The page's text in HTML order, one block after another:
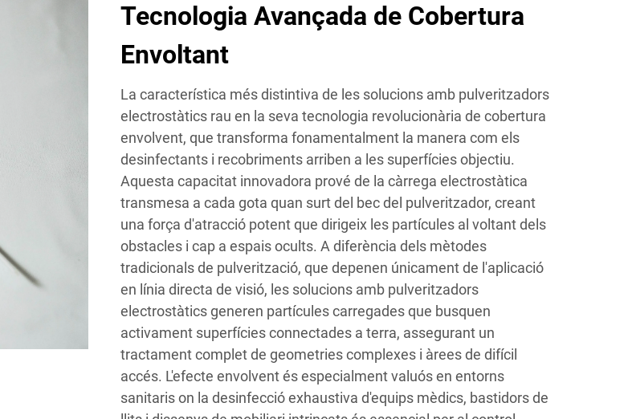
Tecnologia Avançada de Cobertura
Envoltant
La característica més distintiva de les solucions amb pulveritzadors
electrostàtics rau en la seva tecnologia revolucionària de cobertura
envolvent, que transforma fonamentalment la manera com els
desinfectants i recobriments arriben a les superfícies objectiu.
Aquesta capacitat innovadora prové de la càrrega electrostàtica
transmesa a cada gota quan surt del bec del pulveritzador, creant
una força d'atracció potent que dirigeix les partícules al voltant dels
obstacles i cap a espais ocults. A diferència dels mètodes
tradicionals de pulverització, que depenen únicament de l'aplicació
en línia directa de visió, les solucions amb pulveritzadors
electrostàtics generen partícules carregades que busquen
activament superfícies connectades a terra, assegurant un
tractament complet de geometries complexes i àrees de difícil
accés. L'efecte envolvent és especialment valuós en entorns
sanitaris on la desinfecció exhaustiva d'equips mèdics, bastidors de